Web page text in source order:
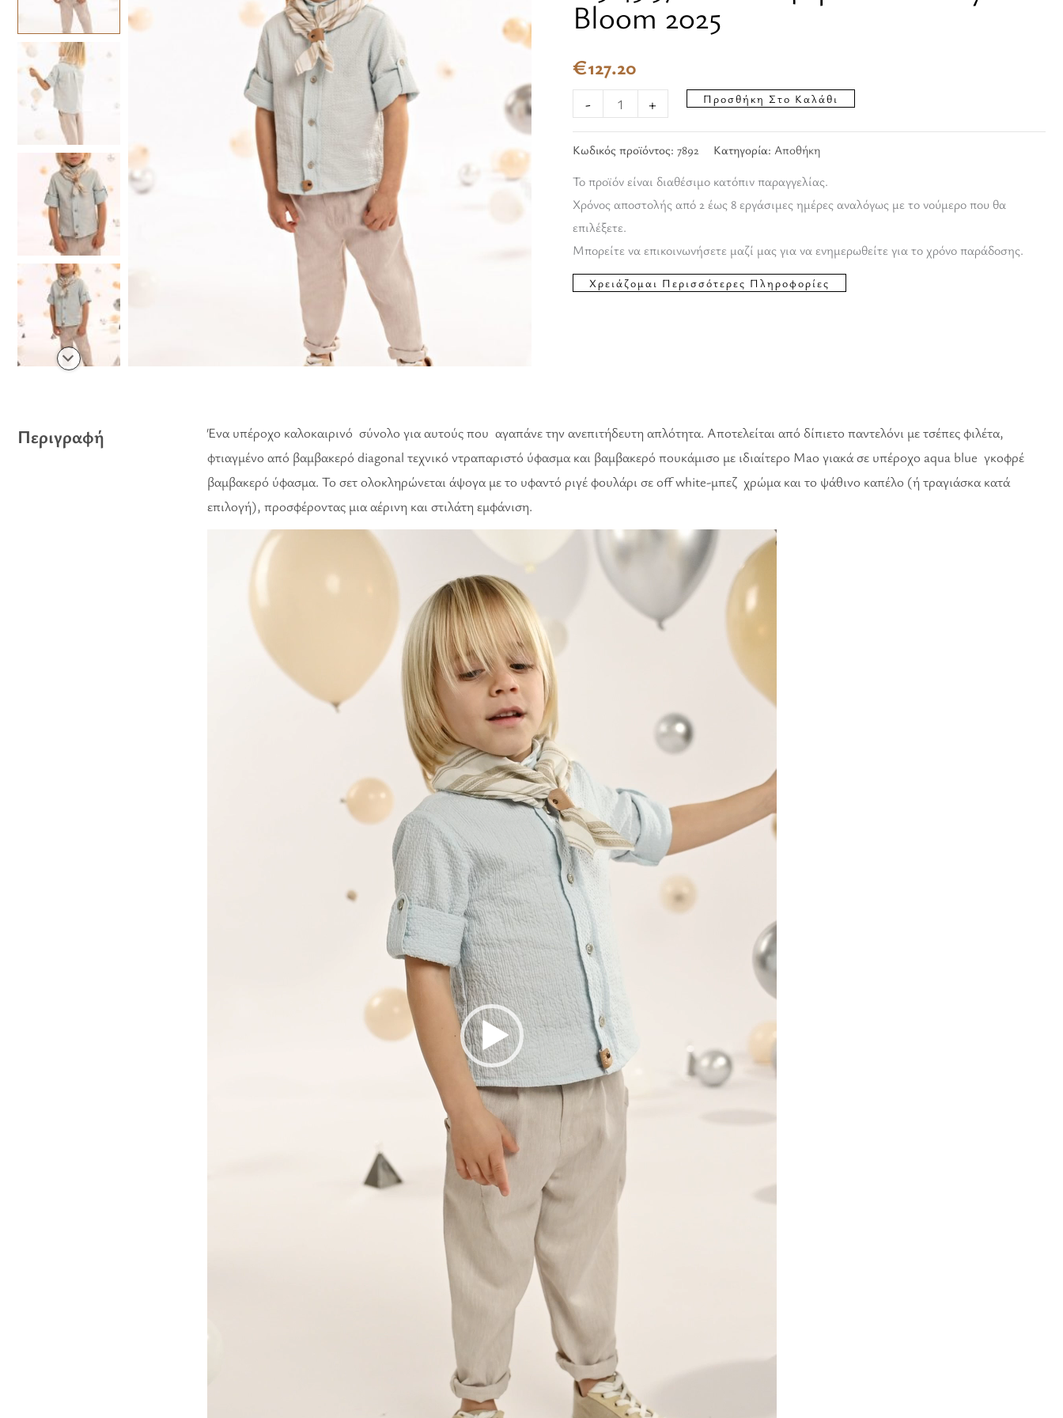
Bloom 2025
€127.20
-
Baby
2025
ποσότητα
+ Προσθήκη Στο Καλάθι
Κωδικός προϊόντος: 7892 Κατηγορία: Αποθήκη
Το προϊόν είναι διαθέσιμο κατόπιν παραγγελίας.
Χρόνος αποστολής από 2 έως 8 εργάσιμες ημέρες αναλόγως με το νούμερο που θα
επιλέξετε.
Μπορείτε να επικοινωνήσετε μαζί μας για να ενημερωθείτε για το χρόνο παράδοσης.
Περιγραφή
Ένα υπέροχο καλοκαιρινό σύνολο για αυτούς που αγαπάνε την ανεπιτήδευτη απλότητα. Αποτελείται από δίπιετο παντελόνι με τσέπες φιλέτα,
φτιαγμένο από βαμβακερό diagonal τεχνικό ντραπαριστό ύφασμα και βαμβακερό πουκάμισο με ιδιαίτερο Μao γιακά σε υπέροχο aqua blue γκοφρέ
βαμβακερό ύφασμα. Το σετ ολοκληρώνεται άψογα με το υφαντό ριγέ φουλάρι σε off white-μπεζ χρώμα και το ψάθινο καπέλο (ή τραγιάσκα κατά
επιλογή), προσφέροντας μια αέρινη και στιλάτη εμφάνιση.
Πρόγραμμα
Αναπαραγωγής